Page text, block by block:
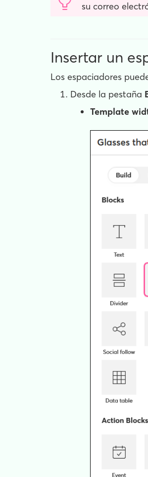
su correo
Insertar un
Los espaciadores
Desde la pestaña
Template